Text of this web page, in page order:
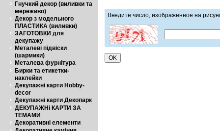
Гнучкий декор (виливки та
мереживо)
Декор з модельного
ПЛАСТИКА (виливки)
ЗАГОТОВКИ для
декупажу
Металеві підвіски
(шармики)
Металева фурнітура
Бирки та етикетки-
наклейки
Декупажні карти Hobby-
decor
Декупажні карти Декопарк
ДЕКУПАЖНі КАРТИ ЗА
ТЕМАМИ
Декоративні елементи
Введите число, изображенное на